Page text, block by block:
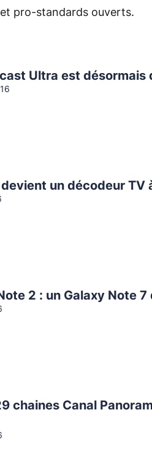
pro-standards ouverts.
Ultra est désormais
devient un décodeur TV
2 : un Galaxy Note
chaines Canal